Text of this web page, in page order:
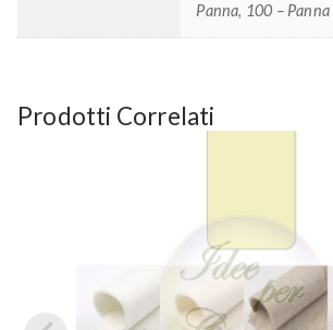
Panna, 100 –
Prodotti Correlati